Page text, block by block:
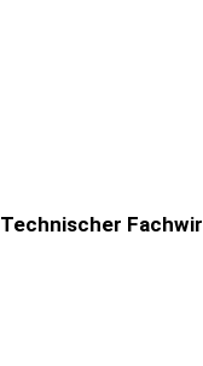
Technischer